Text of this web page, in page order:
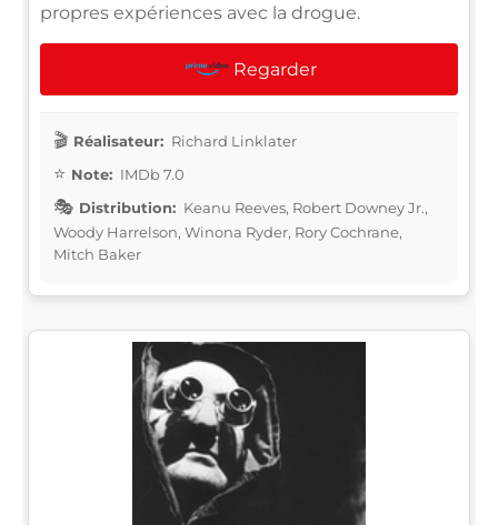
propres expériences avec la drogue.
Regarder
Réalisateur: Richard Linklater
Note: IMDb 7.0
Distribution: Keanu Reeves, Robert Downey Jr.,
Woody Harrelson, Winona Ryder, Rory Cochrane,
Mitch Baker